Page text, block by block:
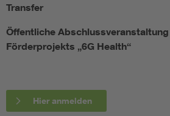
Energy efficiency
Transfer
Öffentliche
Förderprojekts „6G Health“
Hier anmelden